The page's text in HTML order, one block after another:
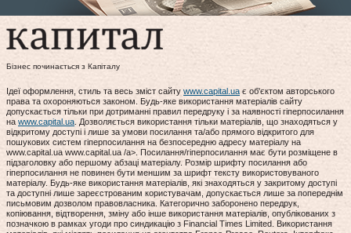
Бізнес починається з Капіталу
Ідеї оформлення, стиль та весь зміст сайту www.capital.ua є об'єктом авторського
права та охороняються законом. Будь-яке використання матеріалів сайту
допускається тільки при дотриманні правил передруку і за наявності гіперпосилання
на www.capital.ua . Дозволяється використання тільки матеріалів, що знаходяться у
відкритому доступі і лише за умови посилання та/або прямого відкритого для
пошукових систем гіперпосилання на безпосередню адресу матеріалу на
www.capital.ua www.capital.ua /a>. Посилання/гіперпосилання має бути розміщене в
підзаголовку або першому абзаці матеріалу. Розмір шрифту посилання або
гіперпосилання не повинен бути меншим за шрифт тексту використовуваного
матеріалу. Будь-яке використання матеріалів, які знаходяться у закритому доступі
та доступні лише зареєстрованим користувачам, допускається лише за попереднім
письмовим дозволом правовласника. Категорично заборонено передрук,
копіювання, відтворення, зміну або інше використання матеріалів, опублікованих з
позначкою в рамках угоди про синдикацію з Financial Times Limited. Використання